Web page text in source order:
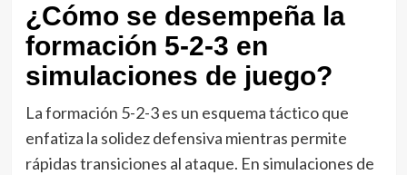
¿Cómo se desempeña la
formación 5-2-3 en
simulaciones de juego?
La formación 5-2-3 es un esquema táctico que
enfatiza la solidez defensiva mientras permite
rápidas transiciones al ataque. En simulaciones de